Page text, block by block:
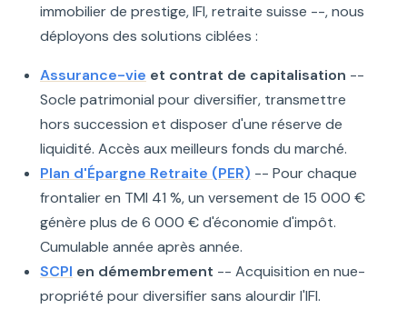
immobilier de prestige, IFI, retraite suisse --, nous
déployons des solutions ciblées :
Assurance-vie et contrat de capitalisation --
Socle patrimonial pour diversifier, transmettre
hors succession et disposer d'une réserve de
liquidité. Accès aux meilleurs fonds du marché.
Plan d'Épargne Retraite (PER) -- Pour chaque
frontalier en TMI 41 %, un versement de 15 000 €
génère plus de 6 000 € d'économie d'impôt.
Cumulable année après année.
SCPI en démembrement -- Acquisition en nue-
propriété pour diversifier sans alourdir l'IFI.